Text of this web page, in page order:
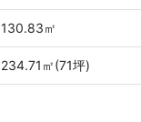
130.83㎡
234.71㎡(71坪)